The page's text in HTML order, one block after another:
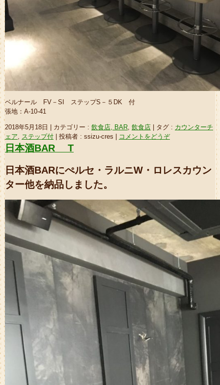
ベルナール FV－SI ステップS－５DK 付
張地：A-10-41
2018年5月18日 カテゴリー : 飲食店, BAR, 飲食店 タグ : カウンターチ
ェア, ステップ付 投稿者 : ssizu-cres コメントをどうぞ
日本酒BAR T
日本酒BARにぺルセ・ラルニW・ロレスカウン
ター他を納品しました。